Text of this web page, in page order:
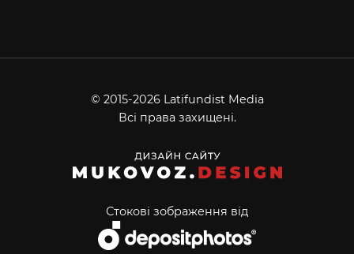
© 2015-2026 Latifundist Media
Всі права захищені.
Стокові зображення від